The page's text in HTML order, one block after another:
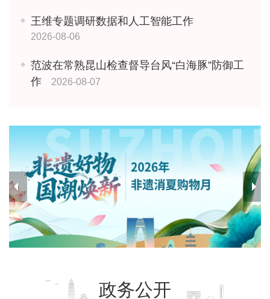
王维专题调研数据和人工智能工作
2026-08-06
范波在常熟昆山检查督导台风“白海豚”防御工
作
2026-08-07
政务公开